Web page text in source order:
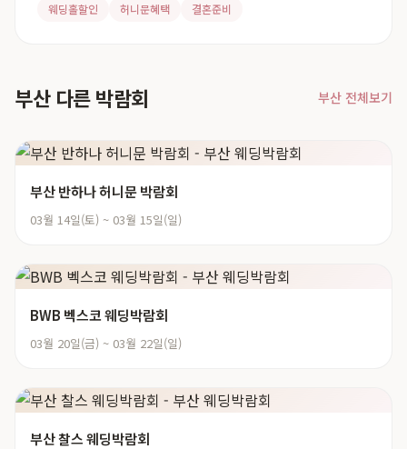
웨딩홀할인
허니문혜택 결혼준비
부산 다른 박람회 부산 전체보기
부산 반하나 허니문 박람회
03월 14일(토) ~ 03월 15일(일)
BWB 벡스코 웨딩박람회
03월 20일(금) ~ 03월 22일(일)
부산 찰스 웨딩박람회